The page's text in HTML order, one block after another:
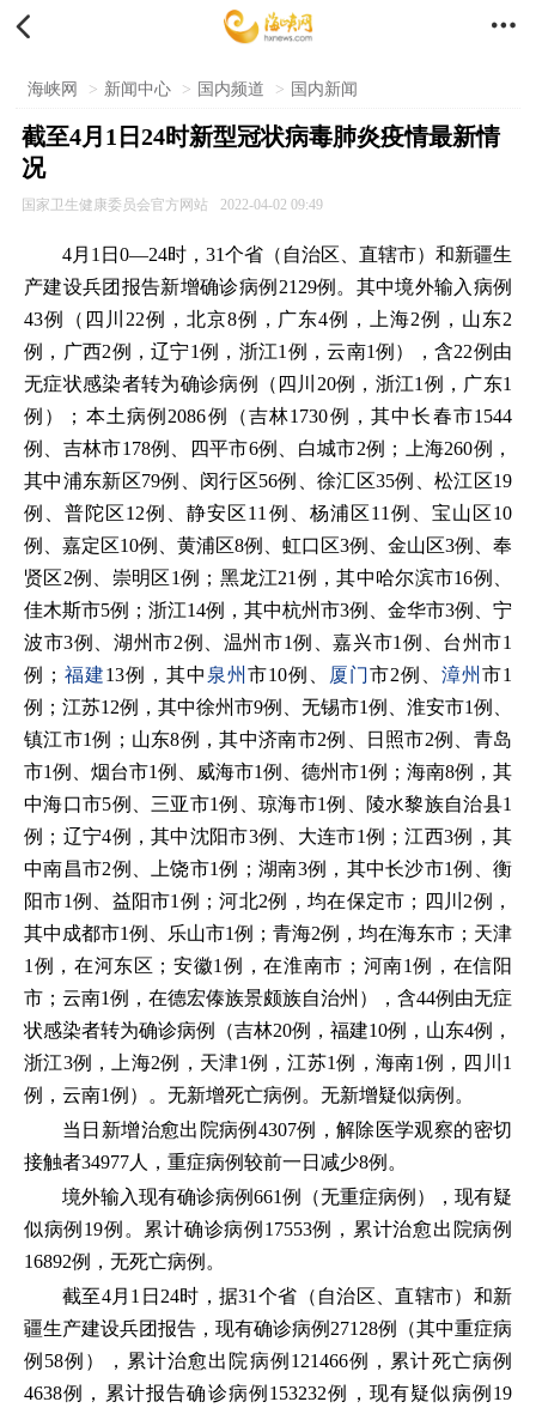
 
海峡网 > 新闻中心 > 国内频道 > 国内新闻
截至4月1日24时新型冠状病毒肺炎疫情最新情
况
国家卫生健康委员会官方网站 2022-04-02 09:49
4月1日0—24时，31个省（自治区、直辖市）和新疆生
产建设兵团报告新增确诊病例2129例。其中境外输入病例
43例（四川22例，北京8例，广东4例，上海2例，山东2
例，广西2例，辽宁1例，浙江1例，云南1例），含22例由
无症状感染者转为确诊病例（四川20例，浙江1例，广东1
例）；本土病例2086例（吉林1730例，其中长春市1544
例、吉林市178例、四平市6例、白城市2例；上海260例，
其中浦东新区79例、闵行区56例、徐汇区35例、松江区19
例、普陀区12例、静安区11例、杨浦区11例、宝山区10
例、嘉定区10例、黄浦区8例、虹口区3例、金山区3例、奉
贤区2例、崇明区1例；黑龙江21例，其中哈尔滨市16例、
佳木斯市5例；浙江14例，其中杭州市3例、金华市3例、宁
波市3例、湖州市2例、温州市1例、嘉兴市1例、台州市1
例； 福建13例，其中 泉州 市10例、 厦门市2例、 漳州 市1
例；江苏12例，其中徐州市9例、无锡市1例、淮安市1例、
镇江市1例；山东8例，其中济南市2例、日照市2例、青岛
市1例、烟台市1例、威海市1例、德州市1例；海南8例，其
中海口市5例、三亚市1例、琼海市1例、陵水黎族自治县1
例；辽宁4例，其中沈阳市3例、大连市1例；江西3例，其
中南昌市2例、上饶市1例；湖南3例，其中长沙市1例、衡
阳市1例、益阳市1例；河北2例，均在保定市；四川2例，
其中成都市1例、乐山市1例；青海2例，均在海东市；天津
1例，在河东区；安徽1例，在淮南市；河南1例，在信阳
市；云南1例，在德宏傣族景颇族自治州），含44例由无症
状感染者转为确诊病例（吉林20例，福建10例，山东4例，
浙江3例，上海2例，天津1例，江苏1例，海南1例，四川1
例，云南1例）。无新增死亡病例。无新增疑似病例。
当日新增治愈出院病例4307例，解除医学观察的密切
接触者34977人，重症病例较前一日减少8例。
境外输入现有确诊病例661例（无重症病例），现有疑
似病例19例。累计确诊病例17553例，累计治愈出院病例
16892例，无死亡病例。
截至4月1日24时，据31个省（自治区、直辖市）和新
疆生产建设兵团报告，现有确诊病例27128例（其中重症病
例58例），累计治愈出院病例121466例，累计死亡病例
4638例，累计报告确诊病例153232例，现有疑似病例19